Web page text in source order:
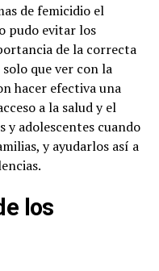
de femicidio el
pudo evitar los
de la correcta
que ver con la
hacer efectiva una
a la salud y el
y adolescentes cuando
y ayudarlos así a
los